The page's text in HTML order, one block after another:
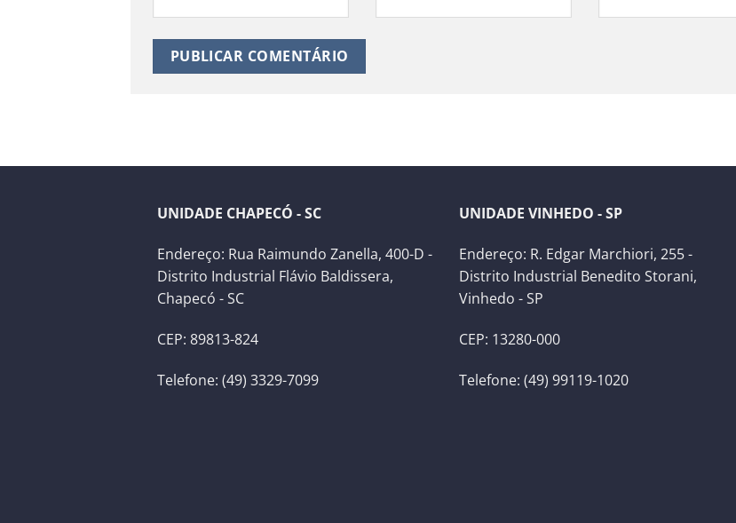
UNIDADE CHAPECÓ - SC
Endereço: Rua Raimundo Zanella, 400-D -
Distrito Industrial Flávio Baldissera,
Chapecó - SC
CEP: 89813-824
Telefone: (49) 3329-7099
UNIDADE VINHEDO - SP
Endereço: R. Edgar Marchiori, 255 -
Distrito Industrial Benedito Storani,
Vinhedo - SP
CEP: 13280-000
Telefone: (49) 99119-1020